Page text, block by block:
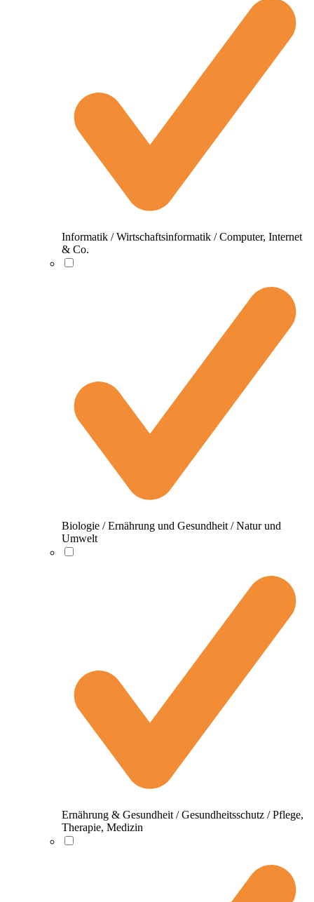
Informatik / Wirtschaftsinformatik / Computer, Internet
& Co.
Biologie / Ernährung und Gesundheit / Natur und
Umwelt
Ernährung & Gesundheit / Gesundheitsschutz / Pflege,
Therapie, Medizin